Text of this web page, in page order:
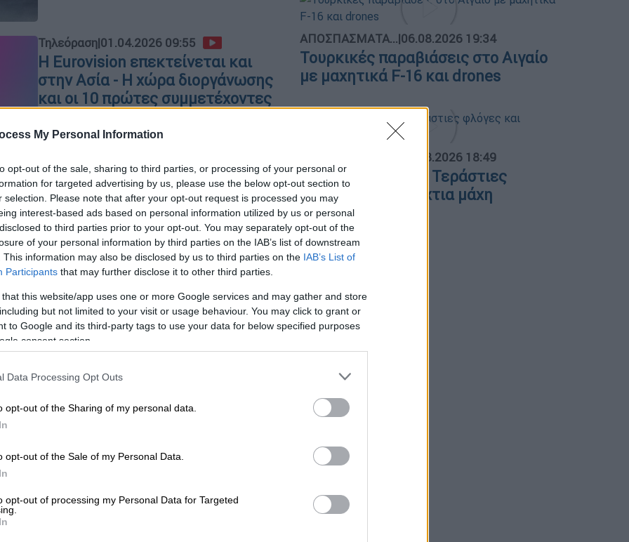
My Personal Information
opt-out of the sale, sharing to third parties, or processing of your personal or
for targeted advertising by us, please use the below opt-out section to
selection. Please note that after your opt-out request is processed you may
interest-based ads based on personal information utilized by us or personal
to third parties prior to your opt-out. You may separately opt-out of the
of your personal information by third parties on the IAB’s list of downstream
This information may also be disclosed by us to third parties on the IAB’s List of
Participants that may further disclose it to other third parties.
that this website/app uses one or more Google services and may gather and store
but not limited to your visit or usage behaviour. You may click to grant or
to Google and its third-party tags to use your data for below specified purposes
consent section.
Data Processing Opt Outs
opt-out of the Sharing of my personal data.
opt-out of the Sale of my Personal Data.
opt-out of processing my Personal Data for Targeted
Τηλεόραση|01.04.2026 09:55
Η Eurovision επεκτείνεται και
στην Ασία - Η χώρα διοργάνωσης
και οι 10 πρώτες συμμετέχοντες
να δημιουργήσει μια κοινή πλατφόρμα
συναντιούνται, οι φωνές ενισχύονται
και οι δημιουργικές κοινότητες
συνδέονται πέρα από σύνορα»
Τηλεόραση
Και επίσημα 35 χώρες στη Βιέννη
για τη Eurovision 2026 - Η
ανακοίνωση της EBU
αποκαλύφθηκε
Τηλεόραση| 13.12.2025 13:06
επέστρεψε το τρόπαιο του λόγω
ΑΠΟΣΠΑΣΜΑΤΑ...|06.08.2026 19:34
Τουρκικές παραβιάσεις στο Αιγαίο
με μαχητικά F-16 και drones
06.08.2026 18:49
Φωτιά στη Σκύρο: Τεράστιες
φλόγες και ολονύχτια μάχη